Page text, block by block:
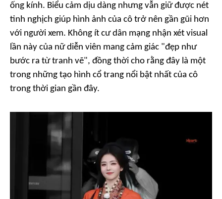
ống kính. Biểu cảm dịu dàng nhưng vẫn giữ được nét
tinh nghịch giúp hình ảnh của cô trở nên gần gũi hơn
với người xem. Không ít cư dân mạng nhận xét visual
lần này của nữ diễn viên mang cảm giác "đẹp như
bước ra từ tranh vẽ", đồng thời cho rằng đây là một
trong những tạo hình cổ trang nổi bật nhất của cô
trong thời gian gần đây.